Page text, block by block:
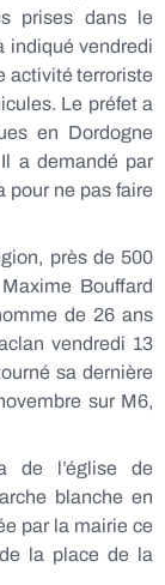
prises dans le
indiqué vendredi
activité terroriste
Le préfet a
en Dordogne
a demandé par
pour ne pas faire
près de 500
Bouffard
de 26 ans
vendredi 13
sa dernière
sur M6,
de l’église de
blanche en
par la mairie ce
la place de la